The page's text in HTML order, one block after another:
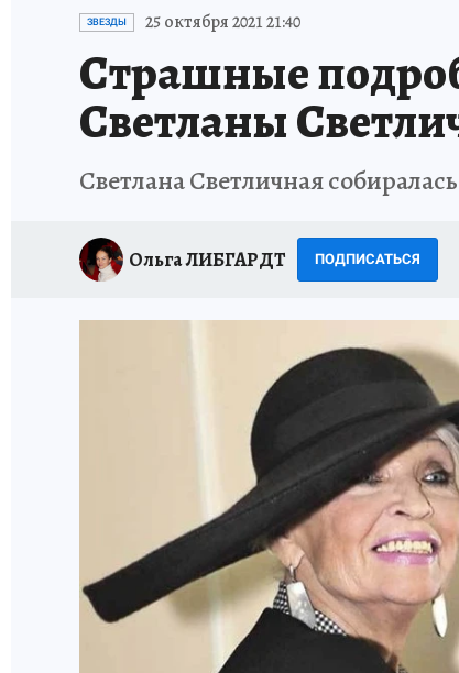
ИСПЫТАНО НА СЕБЕ
ЗВЕЗДЫ 25 октября 2021 21:40
Страшные
Светланы
Светлана Светличная
Ольга ЛИБГАРДТ ПОДПИСАТЬСЯ